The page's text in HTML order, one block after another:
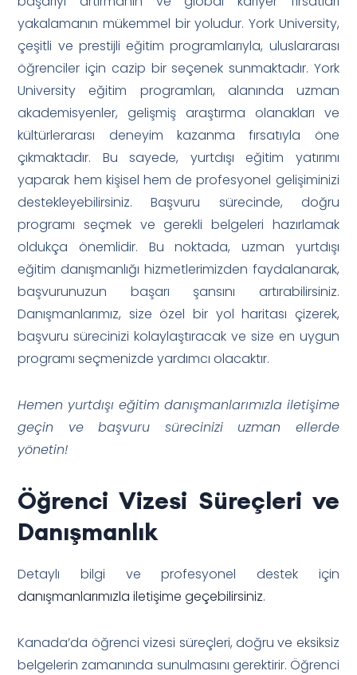
yakalamanın mükemmel bir yoludur. York University,
çeşitli ve prestijli eğitim programlarıyla, uluslararası
öğrenciler için cazip bir seçenek sunmaktadır. York
University eğitim programları, alanında uzman
akademisyenler, gelişmiş araştırma olanakları ve
kültürlerarası deneyim kazanma fırsatıyla öne
çıkmaktadır. Bu sayede, yurtdışı eğitim yatırımı
yaparak hem kişisel hem de profesyonel gelişiminizi
destekleyebilirsiniz. Başvuru sürecinde, doğru
programı seçmek ve gerekli belgeleri hazırlamak
oldukça önemlidir. Bu noktada, uzman yurtdışı
eğitim danışmanlığı hizmetlerimizden faydalanarak,
başvurunuzun başarı şansını artırabilirsiniz.
Danışmanlarımız, size özel bir yol haritası çizerek,
başvuru sürecinizi kolaylaştıracak ve size en uygun
programı seçmenizde yardımcı olacaktır.
Hemen yurtdışı eğitim danışmanlarımızla iletişime
geçin ve başvuru sürecinizi uzman ellerde
yönetin!
Öğrenci Vizesi Süreçleri ve
Danışmanlık
Detaylı bilgi ve profesyonel destek için
danışmanlarımızla iletişime geçebilirsiniz.
Kanada’da öğrenci vizesi süreçleri, doğru ve eksiksiz
belgelerin zamanında sunulmasını gerektirir. Öğrenci